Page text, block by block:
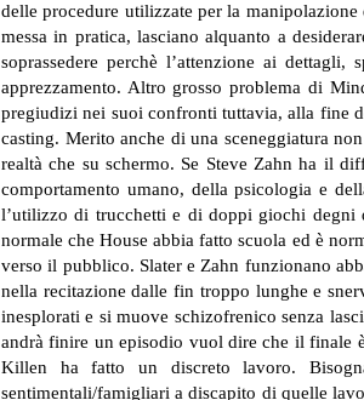
delle procedure utilizzate per la
messa in pratica, lasciano alquanto a
soprassedere perchè l’attenzione ai
apprezzamento. Altro grosso problema di
pregiudizi nei suoi confronti tuttavia, alla fine
casting. Merito anche di una sceneggiatura
realtà che su schermo. Se Steve Zahn ha il
comportamento umano, della psicologia e
l’utilizzo di trucchetti e di doppi giochi degni
normale che House abbia fatto scuola ed è
verso il pubblico. Slater e Zahn funzionano
nella recitazione dalle fin troppo lunghe e
inesplorati e si muove schizofrenico senza
andrà finire un episodio vuol dire che il finale
Killen ha fatto un discreto lavoro.
sentimentali/famigliari a discapito di quelle